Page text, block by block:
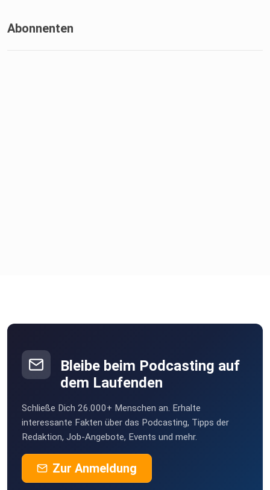
Abonnenten
Bleibe beim Podcasting auf
dem Laufenden
Schließe Dich 26.000+ Menschen an. Erhalte
interessante Fakten über das Podcasting, Tipps der
Redaktion, Job-Angebote, Events und mehr.
Zur Anmeldung